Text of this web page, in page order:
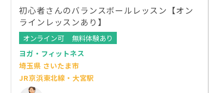
初心者さんのバランスボールレッスン【オン
ラインレッスンあり】
オンライン可
無料体験あり
ヨガ・フィットネス
埼玉県 さいたま市
JR京浜東北線・大宮駅